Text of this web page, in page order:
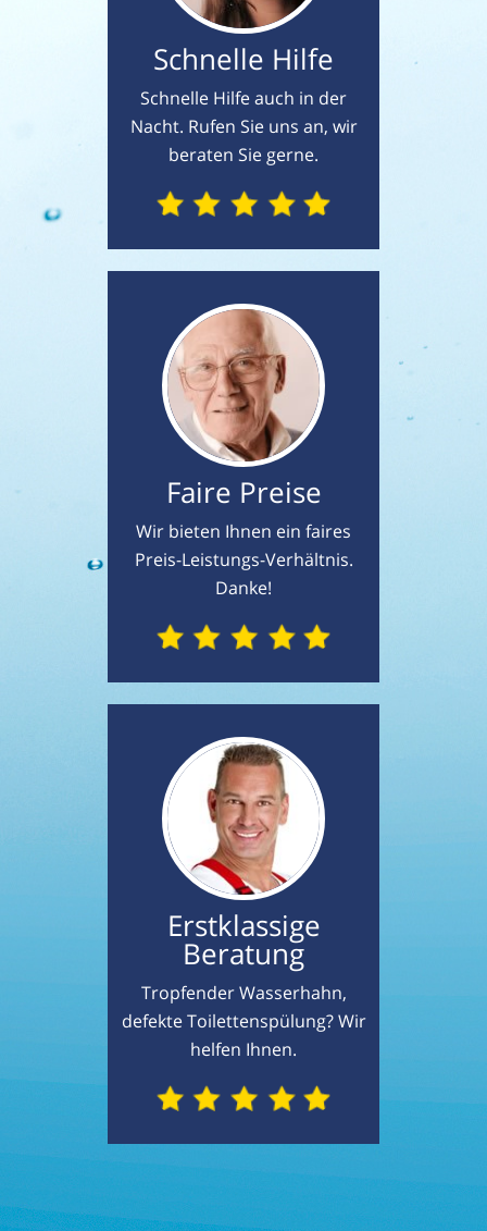
Schnelle Hilfe
Schnelle Hilfe auch in der
Nacht. Rufen Sie uns an, wir
beraten Sie gerne.
Faire Preise
Wir bieten Ihnen ein faires
Preis-Leistungs-Verhältnis.
Danke!
Erstklassige
Beratung
Tropfender Wasserhahn,
defekte Toilettenspülung? Wir
helfen Ihnen.